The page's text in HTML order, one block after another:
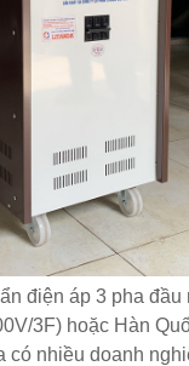
điện áp 3 pha
3F) hoặc Hàn
có nhiều doanh